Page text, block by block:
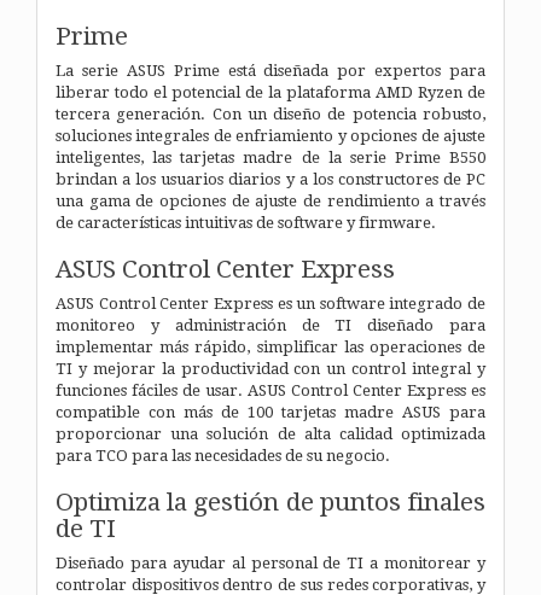
Prime
La serie ASUS Prime está diseñada por expertos para
liberar todo el potencial de la plataforma AMD Ryzen de
tercera generación. Con un diseño de potencia robusto,
soluciones integrales de enfriamiento y opciones de ajuste
inteligentes, las tarjetas madre de la serie Prime B550
brindan a los usuarios diarios y a los constructores de PC
una gama de opciones de ajuste de rendimiento a través
de características intuitivas de software y firmware.
ASUS Control Center Express
ASUS Control Center Express es un software integrado de
monitoreo y administración de TI diseñado para
implementar más rápido, simplificar las operaciones de
TI y mejorar la productividad con un control integral y
funciones fáciles de usar. ASUS Control Center Express es
compatible con más de 100 tarjetas madre ASUS para
proporcionar una solución de alta calidad optimizada
para TCO para las necesidades de su negocio.
Optimiza la gestión de puntos finales
de TI
Diseñado para ayudar al personal de TI a monitorear y
controlar dispositivos dentro de sus redes corporativas, y